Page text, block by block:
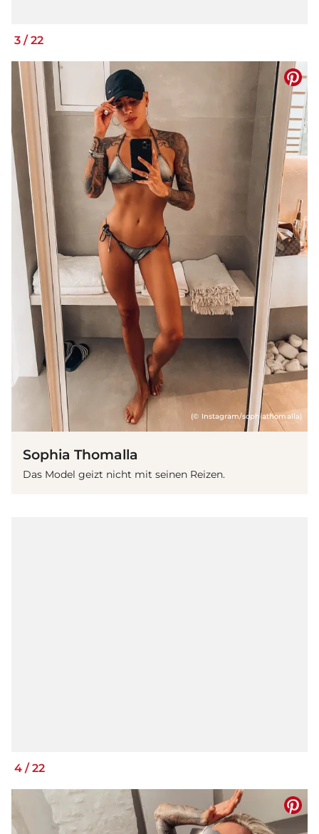
3 / 22
(© Instagram/sophiathomalla)
Sophia Thomalla
Das Model geizt nicht mit seinen Reizen.
4 / 22